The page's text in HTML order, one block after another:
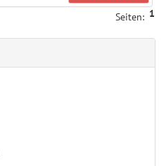
1
Seiten: